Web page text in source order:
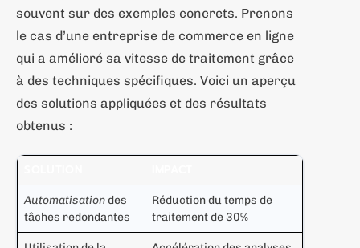
souvent sur des exemples concrets. Prenons
le cas d’une entreprise de commerce en ligne
qui a amélioré sa vitesse de traitement grâce
à des techniques spécifiques. Voici un aperçu
des solutions appliquées et des résultats
obtenus :
Automatisationdes
tâches redondantes
Réduction du temps de
traitement de 30%